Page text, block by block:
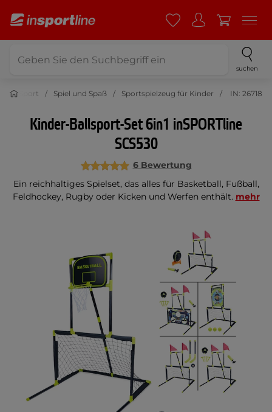
suchen
Sport Spiel und Spaß Sportspielzeug für Kinder IN: 26718
Kinder-Ballsport-Set 6in1 inSPORTline
SCS530
6 Bewertung
Ein reichhaltiges Spielset, das alles für Basketball, Fußball,
Feldhockey, Rugby oder Kicken und Werfen enthält. mehr